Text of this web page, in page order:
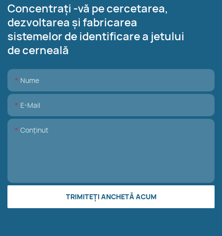
Concentrați -vă pe cercetarea,
dezvoltarea și fabricarea
sistemelor de identificare a jetului
de cerneală
Nume
E-Mail
Conţinut
TRIMITEȚI ANCHETĂ ACUM